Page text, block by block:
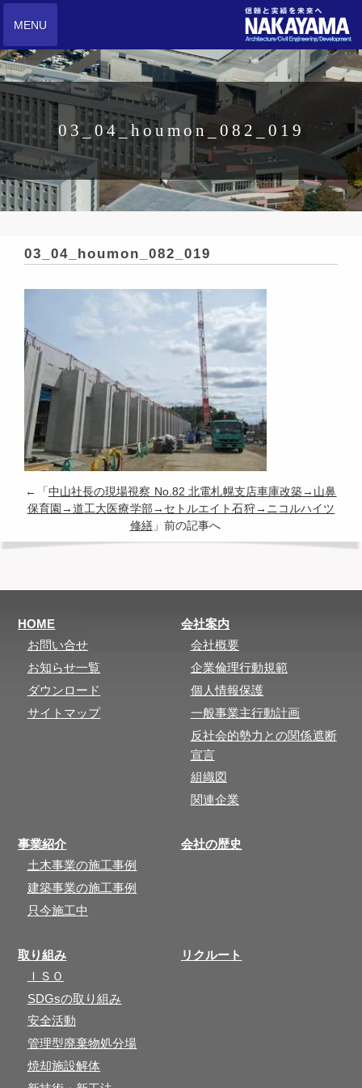
MENU
03_04_houmon_082_019
03_04_houmon_082_019
←「 中山社長の現場視察 No.82 北電札幌支店車庫改築→山鼻
保育園→道工大医療学部→セトルエイト石狩→ニコルハイツ
修繕」前の記事へ
HOME
お問い合せ
お知らせ一覧
ダウンロード
サイトマップ
会社案内
会社概要
企業倫理行動規範
個人情報保護
一般事業主行動計画
反社会的勢力との関係遮断
宣言
組織図
関連企業
事業紹介
土木事業の施工事例
建築事業の施工事例
只今施工中
会社の歴史
取り組み
ＩＳＯ
SDGsの取り組み
安全活動
管理型廃棄物処分場
焼却施設解体
リクルート